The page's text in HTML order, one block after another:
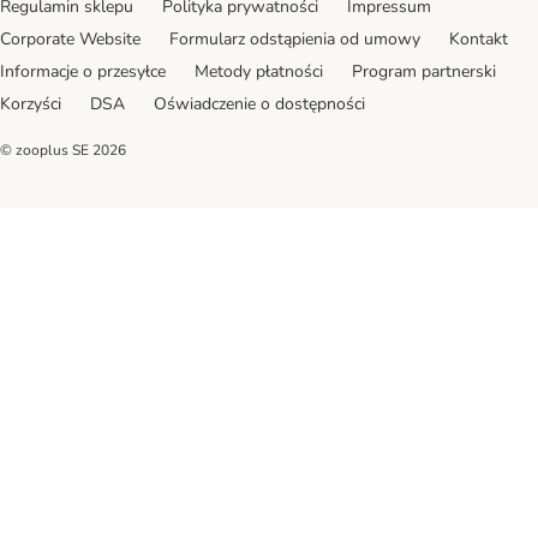
Regulamin sklepu
Polityka prywatności
Impressum
Corporate Website
Formularz odstąpienia od umowy
Kontakt
Informacje o przesyłce
Metody płatności
Program partnerski
Korzyści
DSA Oświadczenie o dostępności
© zooplus SE 2026